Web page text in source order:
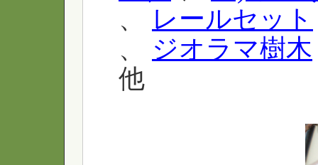
、
レールセット
、
ジオラマ樹木
他